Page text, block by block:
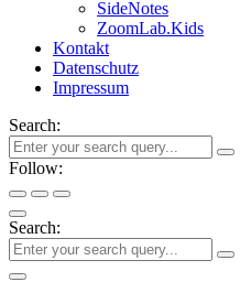
SideNotes
ZoomLab.Kids
Kontakt
Datenschutz
Impressum
Search:
Follow:
Search: